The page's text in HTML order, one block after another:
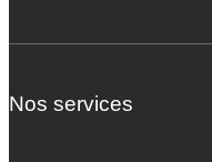
Nos services